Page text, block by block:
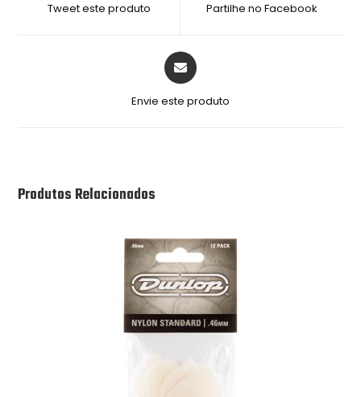
Tweet este produto Partilhe no Facebook
Envie este produto
Produtos Relacionados